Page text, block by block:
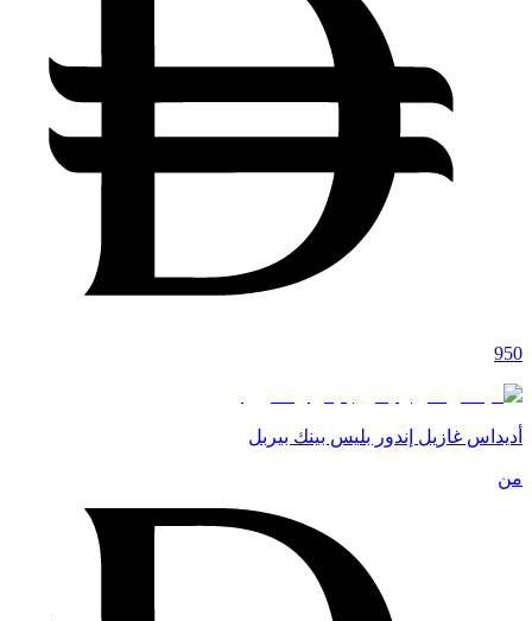
950
أديداس غازيل إندور بليس بينك بيربل
من